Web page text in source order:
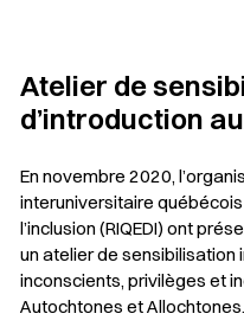
Atelier de
d’introduction
En novembre 2020,
interuniversitaire
l’inclusion (RIQEDI) ont
un atelier de sensibilisation
inconscients, privilèges et
Autochtones et Allochtones